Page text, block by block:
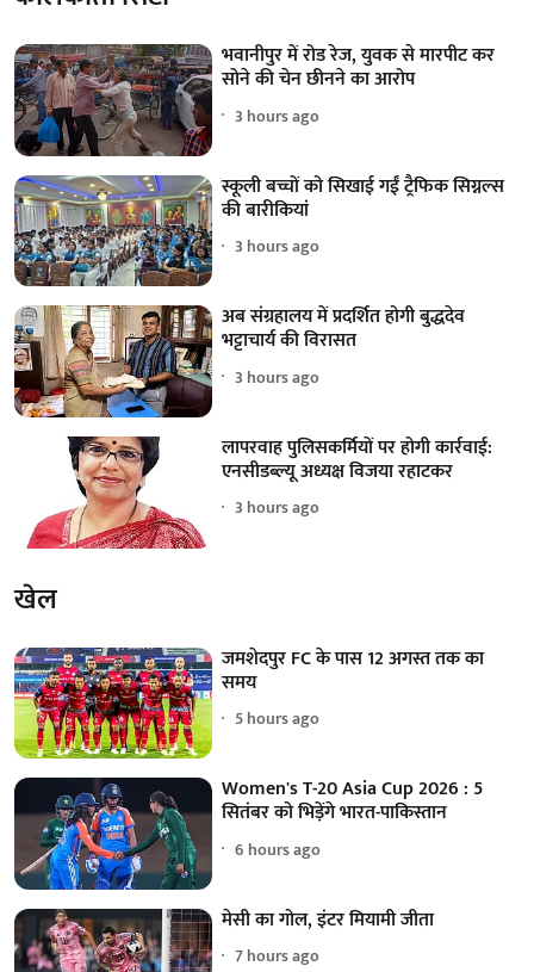
भवानीपुर में रोड रेज, युवक से मारपीट कर
सोने की चेन छीनने का आरोप
3 hours ago
स्कूली बच्चों को सिखाई गईं ट्रैफिक सिग्नल्स
की बारीकियां
3 hours ago
अब संग्रहालय में प्रदर्शित होगी बुद्धदेव
भट्टाचार्य की विरासत
3 hours ago
लापरवाह पुलिसकर्मियों पर होगी कार्रवाई:
एनसीडब्ल्यू अध्यक्ष विजया रहाटकर
3 hours ago
खेल
जमशेदपुर FC के पास 12 अगस्त तक का
समय
5 hours ago
Women's T-20 Asia Cup 2026 : 5
सितंबर को भिड़ेंगे भारत-पाकिस्तान
6 hours ago
मेसी का गोल, इंटर मियामी जीता
7 hours ago